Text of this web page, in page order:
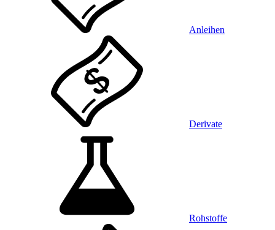
Anleihen
Derivate
Rohstoffe